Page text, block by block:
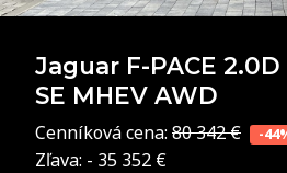
Jaguar F-PACE 2.0D
SE MHEV AWD
Cenníková cena: 80 342 € -
Zľava: - 35 352 €